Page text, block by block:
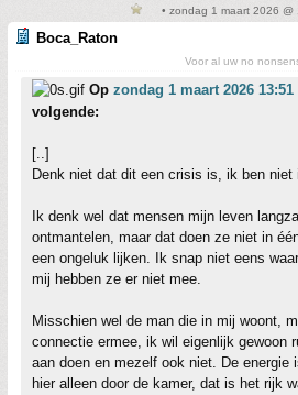
• zondag 1 maart 2026 @
Boca_Raton
Voor al uw no
Op zondag 1 maart 2026 13:51
volgende:
[..]
Denk niet dat dit een crisis is, ik ben niet
Ik denk wel dat mensen mijn leven
ontmantelen, maar dat doen ze niet in
een ongeluk lijken. Ik snap niet eens
mij hebben ze er niet mee.
Misschien wel de man die in mij woont,
connectie ermee, ik wil eigenlijk gewoon
aan doen en mezelf ook niet. De energie
hier alleen door de kamer, dat is het rijk